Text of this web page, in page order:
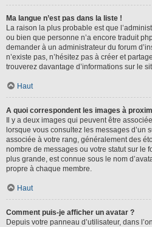
Ma langue n’est pas dans la liste !
La raison la plus probable est que
ou bien que personne n’a encore traduit
demander à un administrateur du forum
n’existe pas, n’hésitez pas à créer et
trouverez davantage d’informations sur le
Haut
A quoi correspondent les images à
Il y a deux images qui peuvent être
lorsque vous consultez les messages d’un
associée à votre rang, généralement des
nombre de messages ou votre statut sur le
plus grande, est connue sous le nom
propre à chaque membre.
Haut
Comment puis-je afficher un avatar ?
Depuis votre panneau d’utilisateur, dans